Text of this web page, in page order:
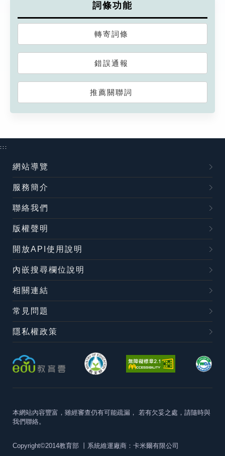
詞條功能
轉寄詞條
錯誤通報
推薦關聯詞
:::
網站導覽
服務簡介
聯絡我們
版權聲明
開放API使用說明
內嵌搜尋欄位說明
相關連結
常見問題
隱私權政策
本網站內容豐富，雖經審查仍有可能疏漏， 若有欠妥之處，請隨時與
我們聯絡。
Copyright©2014教育部 丨系統維運廠商：卡米爾有限公司